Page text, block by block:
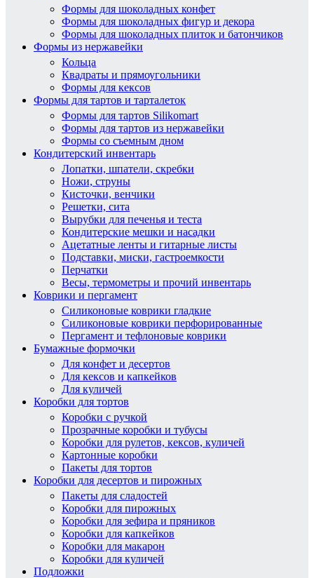
Формы для шоколадных конфет
Формы для шоколадных фигур и декора
Формы для шоколадных плиток и батончиков
Формы из нержавейки
Кольца
Квадраты и прямоугольники
Формы для кексов
Формы для тартов и тарталеток
Формы для тартов Silikomart
Формы для тартов из нержавейки
Формы со съемным дном
Кондитерский инвентарь
Лопатки, шпатели, скребки
Ножи, струны
Кисточки, венчики
Решетки, сита
Вырубки для печенья и теста
Кондитерские мешки и насадки
Ацетатные ленты и гитарные листы
Подставки, миски, гастроемкости
Перчатки
Весы, термометры и прочий инвентарь
Коврики и пергамент
Силиконовые коврики гладкие
Силиконовые коврики перфорированные
Пергамент и тефлоновые коврики
Бумажные формочки
Для конфет и десертов
Для кексов и капкейков
Для куличей
Коробки для тортов
Коробки с ручкой
Прозрачные коробки и тубусы
Коробки для рулетов, кексов, куличей
Картонные коробки
Пакеты для тортов
Коробки для десертов и пирожных
Пакеты для сладостей
Коробки для пирожных
Коробки для зефира и пряников
Коробки для капкейков
Коробки для макарон
Коробки для куличей
Подложки